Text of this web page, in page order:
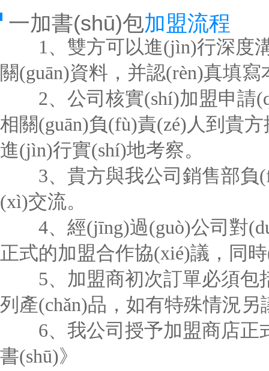
一加書(shū)包加盟流程
1、雙方可以進(jìn)行深度溝
關(guān)資料，并認(rèn)真填
2、公司核實(shí)加盟申請
相關(guān)負(fù)責(zé)人到貴
進(jìn)行實(shí)地考察。
3、貴方與我公司銷售部負
(xì)交流。
4、經(jīng)過(guò)公司對
正式的加盟合作協(xié)議，同
5、加盟商初次訂單必須包
列產(chǎn)品，如有特殊情況另
6、我公司授予加盟商店正
書(shū)》